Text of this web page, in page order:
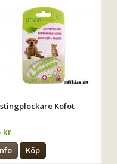
Kofot
kr
Köp